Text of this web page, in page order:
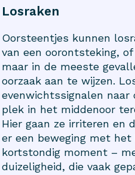
Losraken
Oorsteentjes kunnen
van een oorontsteking,
maar in de meeste
oorzaak aan te wijzen.
evenwichtssignalen naar
plek in het middenoor
Hier gaan ze irriteren en
er een beweging met
kortstondig moment –
duizeligheid, die vaak